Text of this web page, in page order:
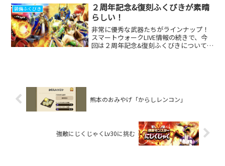
連分引いていきたいと...
装備ふくびき
２周年記念&復刻ふくびきが素晴
らしい！
非常に優秀な武器たちがラインナップ！
スマートウォークLIVE情報の続きで、今
回は２周年記念&復刻ふくびきについてで
熊本のおみやげ「からしレンコン」
強敵にじくじゃくLv30に挑む